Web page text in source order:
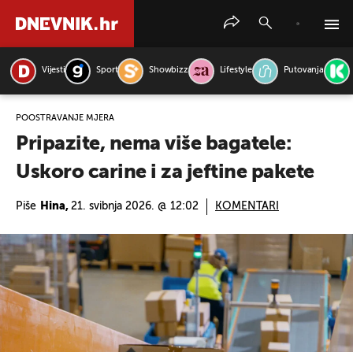
Vijesti Sport Showbizz Lifestyle Putovanja
POOŠTRAVANJE MJERA
Pripazite, nema više bagatele:
Uskoro carine i za jeftine pakete
Piše Hina, 21. svibnja 2026. @ 12:02 KOMENTARI
PRETRAŽITE VIJESTI